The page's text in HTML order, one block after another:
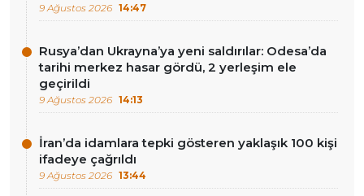
9 Ağustos 2026 14:47
Rusya’dan Ukrayna’ya yeni saldırılar: Odesa’da
tarihi merkez hasar gördü, 2 yerleşim ele
geçirildi
9 Ağustos 2026 14:13
İran’da idamlara tepki gösteren yaklaşık 100 kişi
ifadeye çağrıldı
9 Ağustos 2026 13:44